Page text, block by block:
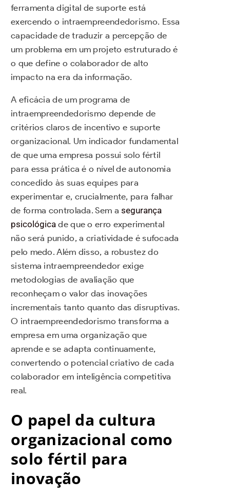
ferramenta digital de suporte está
exercendo o intraempreendedorismo. Essa
capacidade de traduzir a percepção de
um problema em um projeto estruturado é
o que define o colaborador de alto
impacto na era da informação.
A eficácia de um programa de
intraempreendedorismo depende de
critérios claros de incentivo e suporte
organizacional. Um indicador fundamental
de que uma empresa possui solo fértil
para essa prática é o nível de autonomia
concedido às suas equipes para
experimentar e, crucialmente, para falhar
de forma controlada. Sem asegurança
psicológica de que o erro experimental
não será punido, a criatividade é sufocada
pelo medo. Além disso, a robustez do
sistema intraempreendedor exige
metodologias de avaliação que
reconheçam o valor das inovações
incrementais tanto quanto das disruptivas.
O intraempreendedorismo transforma a
empresa em uma organização que
aprende e se adapta continuamente,
convertendo o potencial criativo de cada
colaborador em inteligência competitiva
real.
O papel da cultura
organizacional como
solo fértil para
inovação